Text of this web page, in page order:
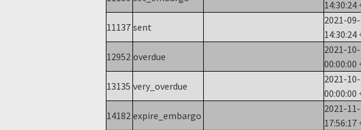
14:30:24
11137 sent
2021-
14:30:24
12952 overdue
2021-
00:00:00
13135 very_overdue
2021-
00:00:00
14182 expire_embargo
2021-
17:56:17